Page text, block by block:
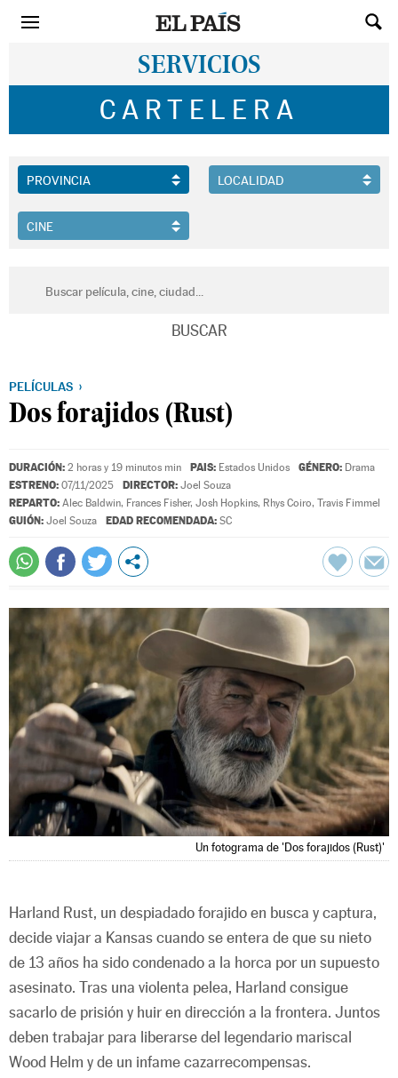
SERVICIOS
CARTELERA
PELÍCULAS
Dos forajidos (Rust)
DURACIÓN: 2 horas y 19 minutos min PAIS: Estados Unidos GÉNERO: Drama
ESTRENO: 07/11/2025 DIRECTOR: Joel Souza
REPARTO: Alec Baldwin, Frances Fisher, Josh Hopkins, Rhys Coiro, Travis Fimmel
GUIÓN: Joel Souza EDAD RECOMENDADA: SC
Un fotograma de 'Dos forajidos (Rust)'
Harland Rust, un despiadado forajido en busca y captura,
decide viajar a Kansas cuando se entera de que su nieto
de 13 años ha sido condenado a la horca por un supuesto
asesinato. Tras una violenta pelea, Harland consigue
sacarlo de prisión y huir en dirección a la frontera. Juntos
deben trabajar para liberarse del legendario mariscal
Wood Helm y de un infame cazarrecompensas.